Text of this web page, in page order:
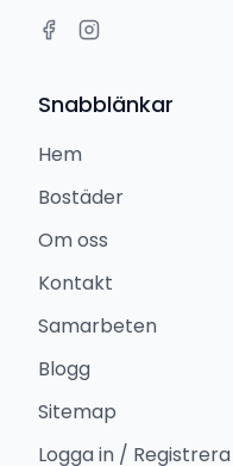
Snabblänkar
Hem
Bostäder
Om oss
Kontakt
Samarbeten
Blogg
Sitemap
Logga in / Registrera